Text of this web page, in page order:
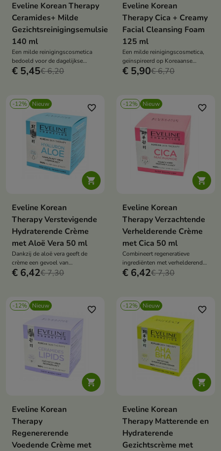
Eveline Korean Therapy
Ceramides+ Milde
Gezichtsreinigingsemulsie
140 ml
Een milde reinigingscosmetica
bedoeld voor de dagelijkse
huidverzorging.
€ 5,45€ 6,20
Eveline Korean
Therapy Cica + Creamy
Facial Cleansing Foam
125 ml
Een milde reinigingscosmetica,
geïnspireerd op Koreaanse
huidverzorging.
€ 5,90€ 6,70
-12% Nieuw

favorite_border
Eveline Korean
Therapy Verstevigende
Hydraterende Crème
met Aloë Vera 50 ml
Dankzij de aloë vera geeft de
crème een gevoel van
verlichting.
€ 6,42€ 7,30
-12% Nieuw

favorite_border
Eveline Korean
Therapy Verzachtende
Verhelderende Crème
met Cica 50 ml
Combineert regeneratieve
ingrediënten met verhelderende
stoffen.
€ 6,42€ 7,30
-12% Nieuw

favorite_border
Eveline Korean
Therapy
Regenererende
Voedende Crème met
-12% Nieuw

favorite_border
Eveline Korean
Therapy Matterende en
Hydraterende
Gezichtscrème met